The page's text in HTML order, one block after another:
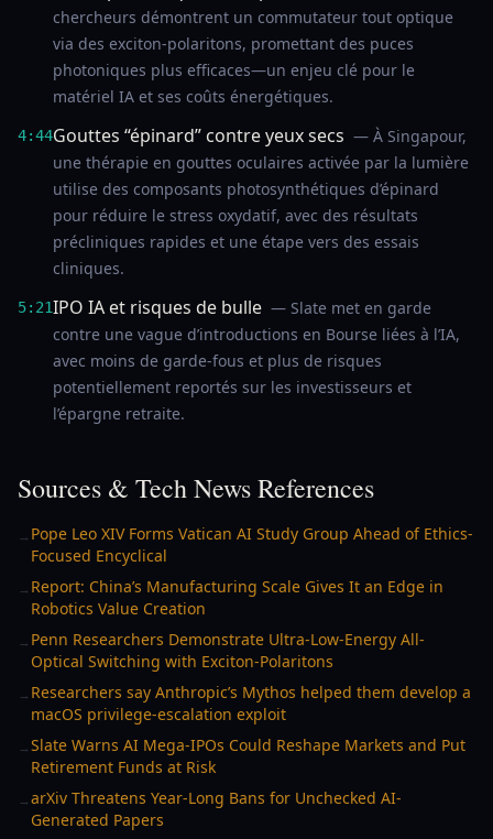
chercheurs démontrent un commutateur tout optique
via des exciton-polaritons, promettant des puces
photoniques plus efficaces—un enjeu clé pour le
matériel IA et ses coûts énergétiques.
4:44Gouttes “épinard” contre yeux secs — À Singapour,
une thérapie en gouttes oculaires activée par la lumière
utilise des composants photosynthétiques d’épinard
pour réduire le stress oxydatif, avec des résultats
précliniques rapides et une étape vers des essais
cliniques.
5:21IPO IA et risques de bulle — Slate met en garde
contre une vague d’introductions en Bourse liées à l’IA,
avec moins de garde-fous et plus de risques
potentiellement reportés sur les investisseurs et
l’épargne retraite.
Sources & Tech News References
→ Pope Leo XIV Forms Vatican AI Study Group Ahead of Ethics-
Focused Encyclical
→ Report: China’s Manufacturing Scale Gives It an Edge in
Robotics Value Creation
→ Penn Researchers Demonstrate Ultra-Low-Energy All-
Optical Switching with Exciton-Polaritons
→ Researchers say Anthropic’s Mythos helped them develop a
macOS privilege-escalation exploit
→Slate Warns AI Mega-IPOs Could Reshape Markets and Put
Retirement Funds at Risk
→arXiv Threatens Year-Long Bans for Unchecked AI-
Generated Papers